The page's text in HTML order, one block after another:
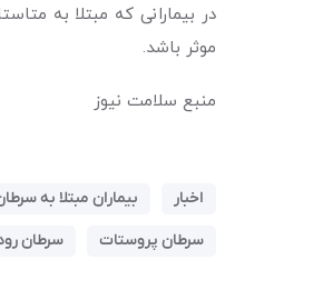
در بیمارانی که مبتلا به
موثر باشد.
منبع سلامت نیوز
اخبار بیماران مبتلا به
سرطان پروستات
سرطان